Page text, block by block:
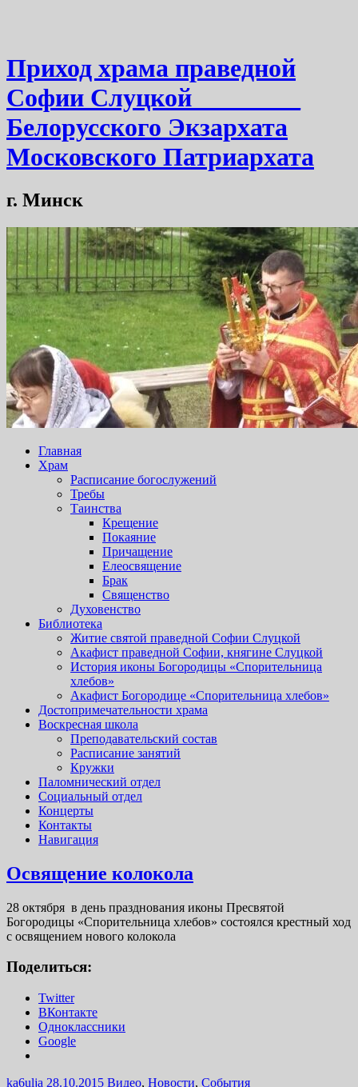
Приход храма праведной
Софии Слуцкой ________
Белорусского Экзархата
Московского Патриархата
г. Минск
Главная
Храм
Расписание богослужений
Требы
Таинства
Крещение
Покаяние
Причащение
Елеосвящение
Брак
Священство
Духовенство
Библиотека
Житие святой праведной Софии Слуцкой
Акафист праведной Софии, княгине Слуцкой
История иконы Богородицы «Спорительница
хлебов»
Акафист Богородице «Спорительница хлебов»
Достопримечательности храма
Воскресная школа
Преподавательский состав
Расписание занятий
Кружки
Паломнический отдел
Социальный отдел
Концерты
Контакты
Навигация
Освящение колокола
28 октября в день празднования иконы Пресвятой
Богородицы «Спорительница хлебов» состоялся крестный ход
с освящением нового колокола
Поделиться:
Twitter
ВКонтакте
Одноклассники
Google
ka6ulja 28.10.2015 Видео, Новости, События